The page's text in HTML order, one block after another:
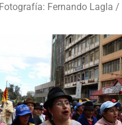
Fotografía: Fernando Lagla /